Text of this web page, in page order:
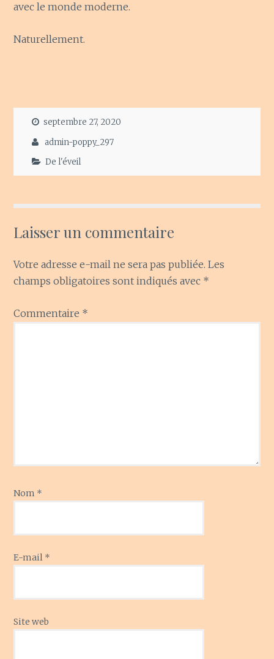
avec le monde moderne.
Naturellement.
septembre 27, 2020
admin-poppy_297
De l'éveil
Laisser un commentaire
Votre adresse e-mail ne sera pas publiée. Les
champs obligatoires sont indiqués avec *
Commentaire *
Nom *
E-mail *
Site web